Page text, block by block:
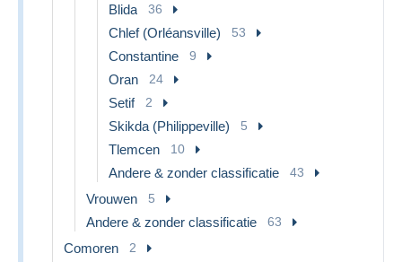
Blida 36
Chlef (Orléansville) 53
Constantine 9
Oran 24
Setif 2
Skikda (Philippeville) 5
Tlemcen 10
Andere & zonder classificatie 43
Vrouwen 5
Andere & zonder classificatie 63
Comoren 2